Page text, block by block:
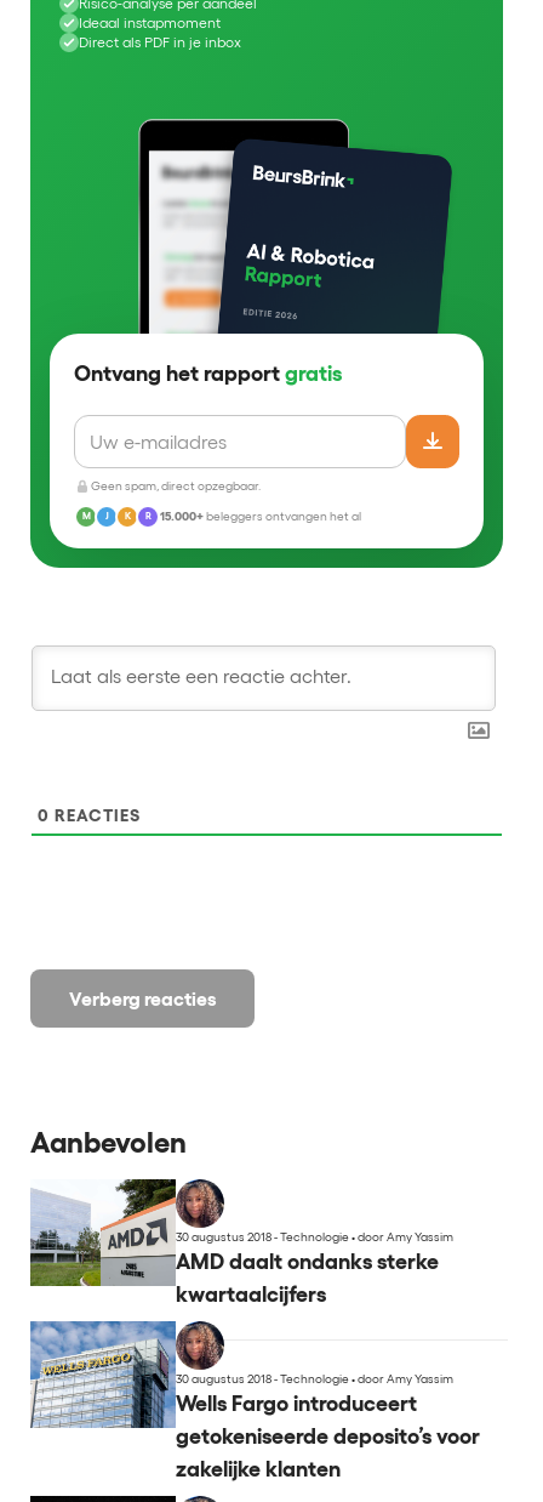
Risico-analyse per aandeel
Ideaal instapmoment
Direct als PDF in je inbox
Ontvang het rapport gratis
Geen spam, direct opzegbaar.
M J K R 15.000+beleggers ontvangen het al
Verberg reacties
0 REACTIES
Aanbevolen
30 augustus 2018 - Technologie•door Amy Yassim
AMD daalt ondanks sterke
kwartaalcijfers
30 augustus 2018 - Technologie•door Amy Yassim
Wells Fargo introduceert
getokeniseerde deposito’s voor
zakelijke klanten